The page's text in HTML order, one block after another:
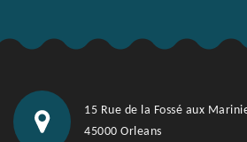
15 Rue de la Fossé aux
45000 Orleans